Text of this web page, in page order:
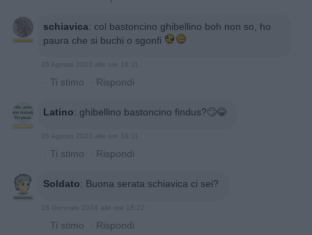
schiavica: col bastoncino ghibellino boh non so, ho
paura che si buchi o sgonfi
26 Agosto 2023 alle ore 18:11
· Ti stimo · Rispondi
Latino: ghibellino bastoncino findus?🙄😂
26 Agosto 2023 alle ore 18:11
· Ti stimo · Rispondi
Soldato: Buona serata schiavica ci sei?
18 Gennaio 2024 alle ore 18:22
· Ti stimo · Rispondi